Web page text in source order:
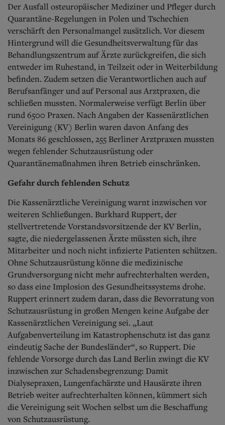
Der Ausfall osteuropäischer Mediziner und Pfleger durch
Quarantäne-Regelungen in Polen und Tschechien
verschärft den Personalmangel zusätzlich. Vor diesem
Hintergrund will die Gesundheitsverwaltung für das
Behandlungszentrum auf Ärzte zurückgreifen, die sich
entweder im Ruhestand, in Teilzeit oder in Weiterbildung
befinden. Zudem setzen die Verantwortlichen auch auf
Berufsanfänger und auf Personal aus Arztpraxen, die
schließen mussten. Normalerweise verfügt Berlin über
rund 6500 Praxen. Nach Angaben der Kassenärztlichen
Vereinigung (KV) Berlin waren davon Anfang des
Monats 86 geschlossen, 255 Berliner Arztpraxen mussten
wegen fehlender Schutzausrüstung oder
Quarantänemaßnahmen ihren Betrieb einschränken.
Gefahr durch fehlenden Schutz
Die Kassenärztliche Vereinigung warnt inzwischen vor
weiteren Schließungen. Burkhard Ruppert, der
stellvertretende Vorstandsvorsitzende der KV Berlin,
sagte, die niedergelassenen Ärzte müssten sich, ihre
Mitarbeiter und noch nicht infizierte Patienten schützen.
Ohne Schutzausrüstung könne die medizinische
Grundversorgung nicht mehr aufrechterhalten werden,
so dass eine Implosion des Gesundheitssystems drohe.
Ruppert erinnert zudem daran, dass die Bevorratung von
Schutzausrüstung in großen Mengen keine Aufgabe der
Kassenärztlichen Vereinigung sei. „Laut
Aufgabenverteilung im Katastrophenschutz ist das ganz
eindeutig Sache der Bundesländer“, so Ruppert. Die
fehlende Vorsorge durch das Land Berlin zwingt die KV
inzwischen zur Schadensbegrenzung: Damit
Dialysepraxen, Lungenfachärzte und Hausärzte ihren
Betrieb weiter aufrechterhalten können, kümmert sich
die Vereinigung seit Wochen selbst um die Beschaffung
von Schutzausrüstung.